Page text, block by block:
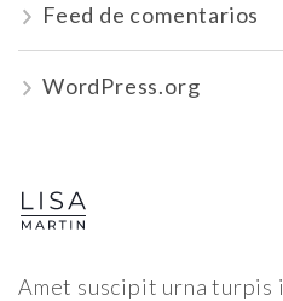
Feed de comentarios
WordPress.org
Amet suscipit urna turpis